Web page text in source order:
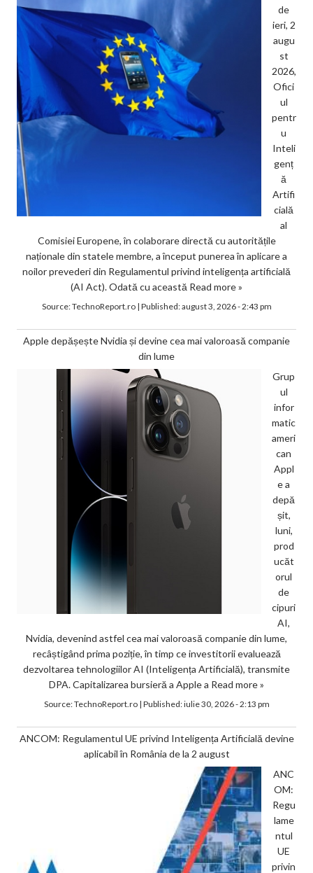
de
ieri, 2
augu
st
2026,
Ofici
ul
pentr
u
Inteli
genț
ă
Artifi
cială
al
Comisiei Europene, în colaborare directă cu autoritățile
naționale din statele membre, a început punerea în aplicare a
noilor prevederi din Regulamentul privind inteligența artificială
(AI Act). Odată cu această Read more »
Source:TechnoReport.ro| Published:august 3, 2026 - 2:43 pm
Apple depășește Nvidia și devine cea mai valoroasă companie
din lume
Grup
ul
infor
matic
ameri
can
Appl
e a
depă
șit,
luni,
prod
ucăt
orul
de
cipuri
AI,
Nvidia, devenind astfel cea mai valoroasă companie din lume,
recâștigând prima poziție, în timp ce investitorii evaluează
dezvoltarea tehnologiilor AI (Inteligența Artificială), transmite
DPA. Capitalizarea bursieră a Apple a Read more »
Source:TechnoReport.ro| Published:iulie 30, 2026 - 2:13 pm
ANCOM: Regulamentul UE privind Inteligența Artificială devine
aplicabil în România de la 2 august
ANC
OM:
Regu
lame
ntul
UE
privin